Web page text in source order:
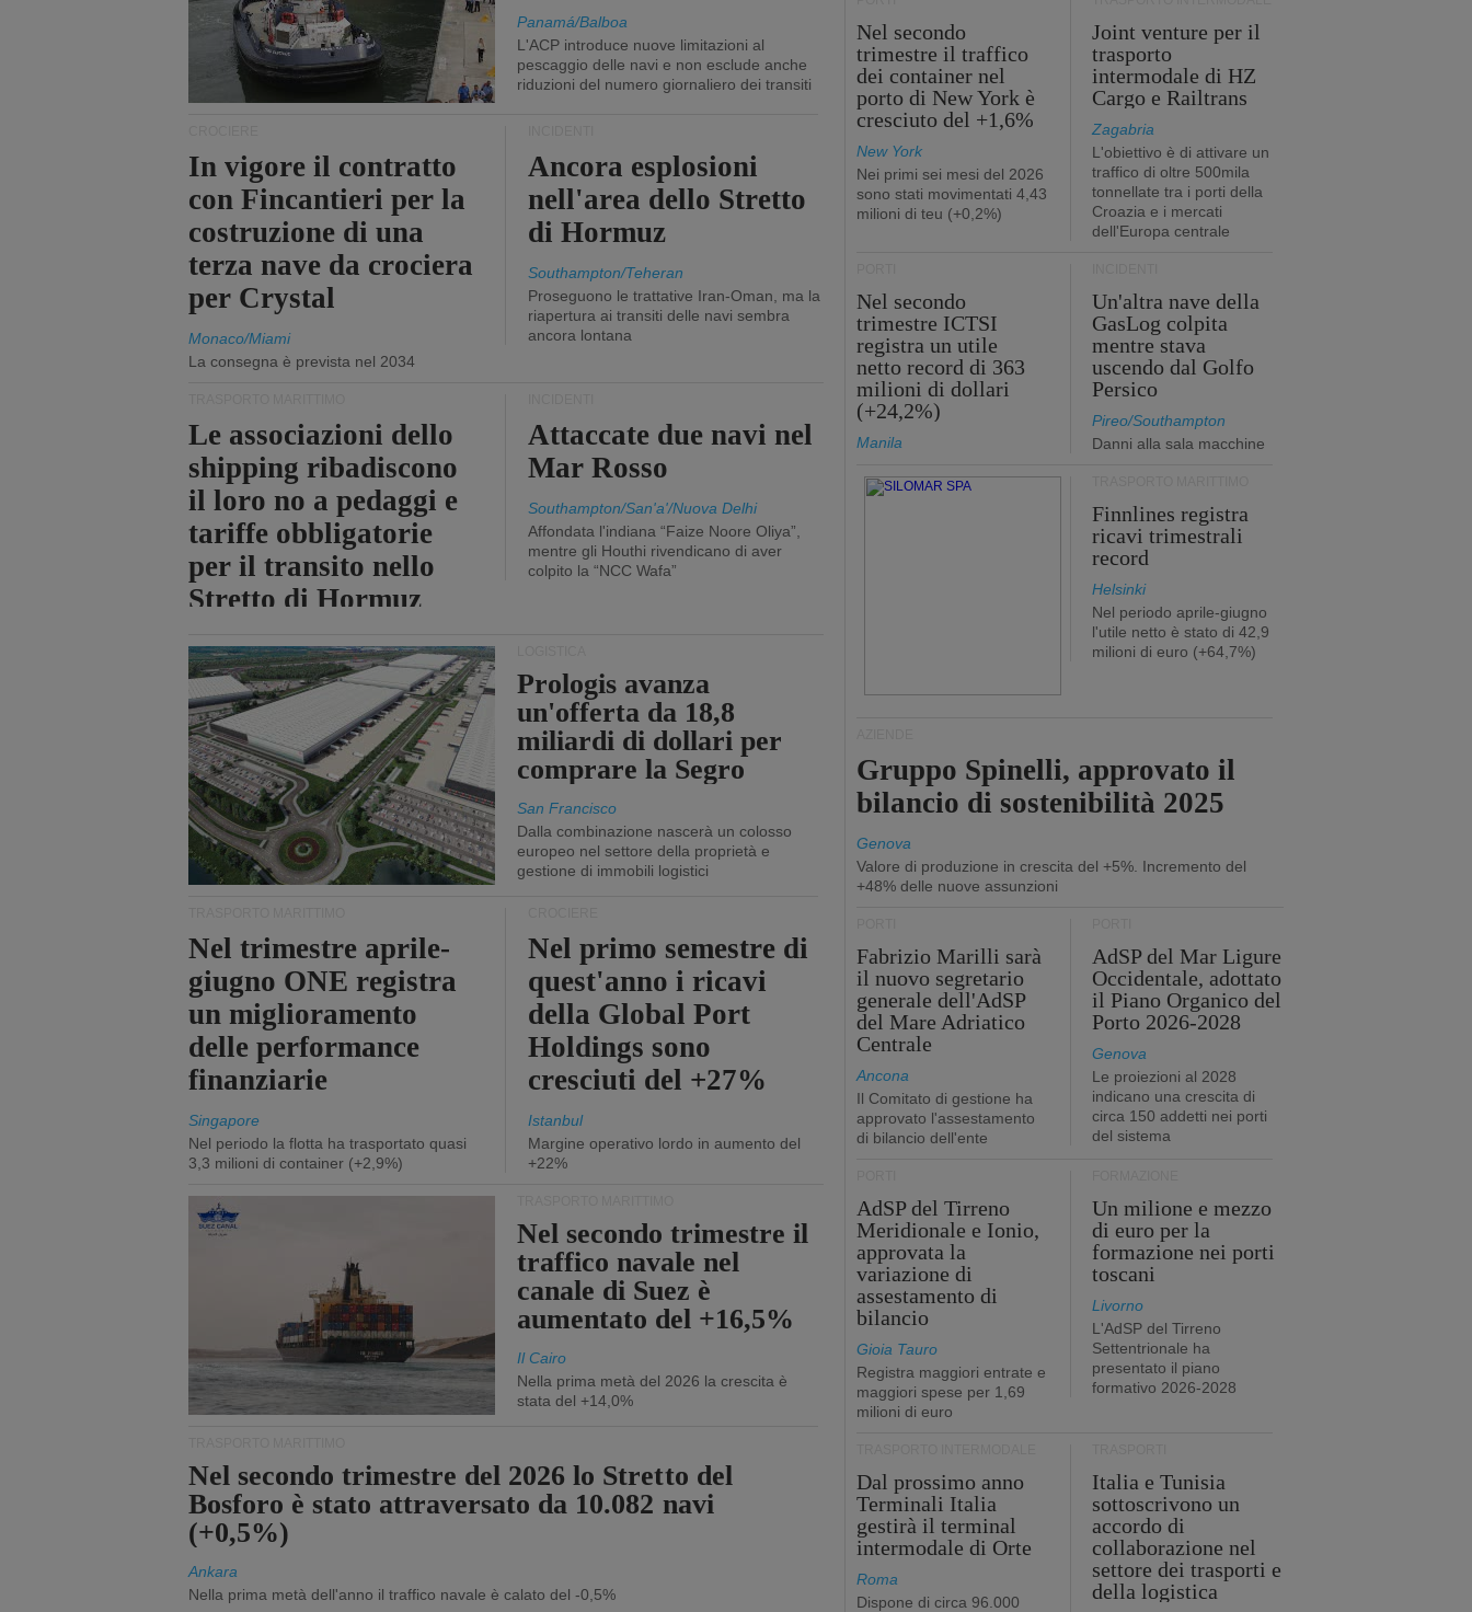
Panamá/Balboa
L'ACP introduce nuove limitazioni al
pescaggio delle navi e non esclude anche
riduzioni del numero giornaliero dei transiti
In vigore il contratto
con Fincantieri per la
costruzione di una
terza nave da crociera
per Crystal
Monaco/Miami
La consegna è prevista nel 2034
Ancora esplosioni
nell'area dello Stretto
di Hormuz
Southampton/Teheran
Proseguono le trattative Iran-Oman, ma la
riapertura ai transiti delle navi sembra
ancora lontana
Le associazioni dello
shipping ribadiscono
il loro no a pedaggi e
tariffe obbligatorie
per il transito nello
Stretto di Hormuz
Attaccate due navi nel
Mar Rosso
Southampton/San'a'/Nuova Delhi
Affondata l'indiana “Faize Noore Oliya”,
mentre gli Houthi rivendicano di aver
colpito la “NCC Wafa”
Prologis avanza
un'offerta da 18,8
miliardi di dollari per
comprare la Segro
San Francisco
Dalla combinazione nascerà un colosso
europeo nel settore della proprietà e
gestione di immobili logistici
Nel trimestre aprile-
giugno ONE registra
un miglioramento
delle performance
finanziarie
Singapore
Nel periodo la flotta ha trasportato quasi
3,3 milioni di container (+2,9%)
Nel primo semestre di
quest'anno i ricavi
della Global Port
Holdings sono
cresciuti del +27%
Istanbul
Margine operativo lordo in aumento del
+22%
Nel secondo trimestre il
traffico navale nel
canale di Suez è
aumentato del +16,5%
Il Cairo
Nella prima metà del 2026 la crescita è
stata del +14,0%
Nel secondo trimestre del 2026 lo Stretto del
Bosforo è stato attraversato da 10.082 navi
(+0,5%)
Ankara
Nella prima metà dell'anno il traffico navale è calato del -0,5%
Nel secondo
trimestre il traffico
dei container nel
porto di New York è
cresciuto del +1,6%
New York
Nei primi sei mesi del 2026
sono stati movimentati 4,43
milioni di teu (+0,2%)
Joint venture per il
trasporto
intermodale di HZ
Cargo e Railtrans
Zagabria
L'obiettivo è di attivare un
traffico di oltre 500mila
tonnellate tra i porti della
Croazia e i mercati
dell'Europa centrale
Nel secondo
trimestre ICTSI
registra un utile
netto record di 363
milioni di dollari
(+24,2%)
Manila
Un'altra nave della
GasLog colpita
mentre stava
uscendo dal Golfo
Persico
Pireo/Southampton
Danni alla sala macchine
Finnlines registra
ricavi trimestrali
record
Helsinki
Nel periodo aprile-giugno
l'utile netto è stato di 42,9
milioni di euro (+64,7%)
Gruppo Spinelli, approvato il
bilancio di sostenibilità 2025
Genova
Valore di produzione in crescita del +5%. Incremento del
+48% delle nuove assunzioni
Fabrizio Marilli sarà
il nuovo segretario
generale dell'AdSP
del Mare Adriatico
Centrale
Ancona
Il Comitato di gestione ha
approvato l'assestamento
di bilancio dell'ente
AdSP del Mar Ligure
Occidentale, adottato
il Piano Organico del
Porto 2026-2028
Genova
Le proiezioni al 2028
indicano una crescita di
circa 150 addetti nei porti
del sistema
AdSP del Tirreno
Meridionale e Ionio,
approvata la
variazione di
assestamento di
bilancio
Gioia Tauro
Registra maggiori entrate e
maggiori spese per 1,69
milioni di euro
Un milione e mezzo
di euro per la
formazione nei porti
toscani
Livorno
L'AdSP del Tirreno
Settentrionale ha
presentato il piano
formativo 2026-2028
Dal prossimo anno
Terminali Italia
gestirà il terminal
intermodale di Orte
Roma
Dispone di circa 96.000
Italia e Tunisia
sottoscrivono un
accordo di
collaborazione nel
settore dei trasporti e
della logistica